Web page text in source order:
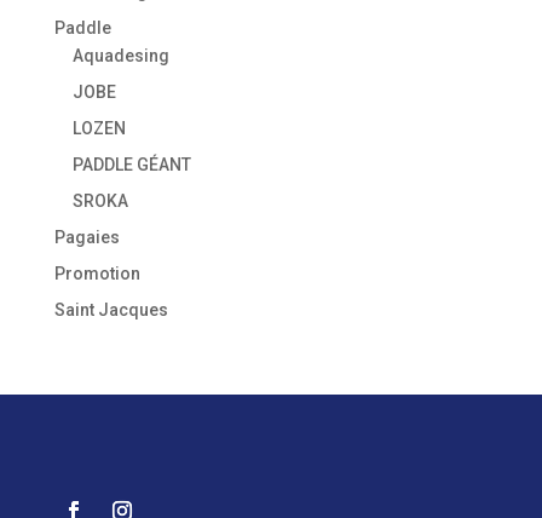
Paddle
Aquadesing
JOBE
LOZEN
PADDLE GÉANT
SROKA
Pagaies
Promotion
Saint Jacques